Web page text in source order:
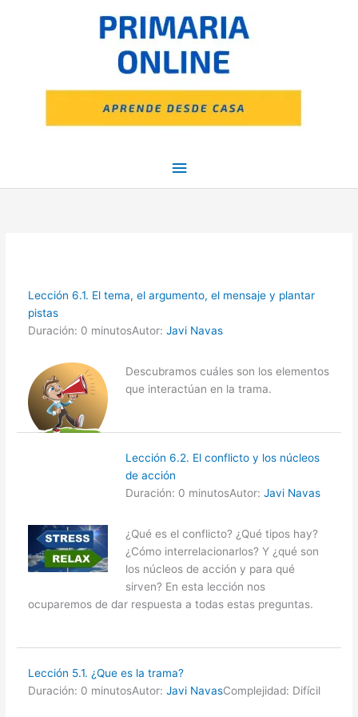
Menú
principal
Lección 6.1. El tema, el argumento, el mensaje y plantar
pistas
Duración: 0 minutosAutor: Javi Navas
Descubramos cuáles son los elementos
que interactúan en la trama.
Lección 6.2. El conflicto y los núcleos
de acción
Duración: 0 minutosAutor: Javi Navas
¿Qué es el conflicto? ¿Qué tipos hay?
¿Cómo interrelacionarlos? Y ¿qué son
los núcleos de acción y para qué
sirven? En esta lección nos
ocuparemos de dar respuesta a todas estas preguntas.
Lección 5.1. ¿Que es la trama?
Duración: 0 minutosAutor: Javi NavasComplejidad: Difícil